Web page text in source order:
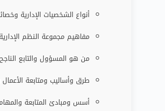
أنواع الشخصيات الإدارية
مفاهيم مجموعة النظم
من هو المسؤول والتابع
طرق وأساليب ومتابعة
أسس ومبادئ المتابعة